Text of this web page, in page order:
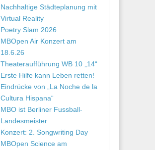
Nachhaltige Städteplanung mit
Virtual Reality
Poetry Slam 2026
MBOpen Air Konzert am
18.6.26
Theateraufführung WB 10 „14“
Erste Hilfe kann Leben retten!
Eindrücke von „La Noche de la
Cultura Hispana“
MBO ist Berliner Fussball-
Landesmeister
Konzert: 2. Songwriting Day
MBOpen Science am